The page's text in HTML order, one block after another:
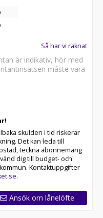
Så har vi räknat
är indikativ, hör med
måste vara
skulden i tid riskerar
Det kan leda till
teckna abonnemang
dig till budget- och
Kontaktuppgifter
.
Ansök om lånelöfte